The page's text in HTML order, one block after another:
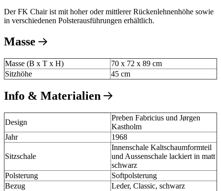
Der FK Chair ist mit hoher oder mittlerer Rückenlehnenhöhe sowie
in verschiedenen Polsterausführungen erhältlich.
Masse
Masse (B x T x H)
70 x 72 x 89 cm
Sitzhöhe
45 cm
Info & Materialien
Design
Preben Fabricius und Jørgen
Kastholm
Jahr
1968
Sitzschale
Innenschale Kaltschaumformteil
und Aussenschale lackiert in matt
schwarz
Polsterung
Softpolsterung
Bezug
Leder, Classic, schwarz